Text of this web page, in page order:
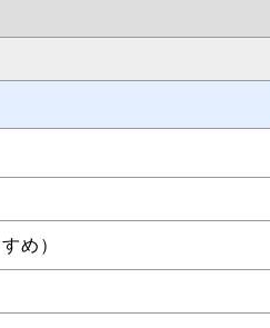
め）